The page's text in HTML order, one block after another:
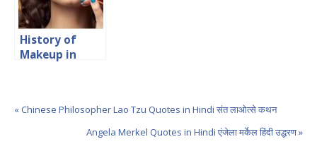
History of
Makeup in
« Chinese Philosopher Lao Tzu Quotes in Hindi संत लाओत्से कथन
Angela Merkel Quotes in Hindi एंजेला मर्केल हिंदी उद्धरण »